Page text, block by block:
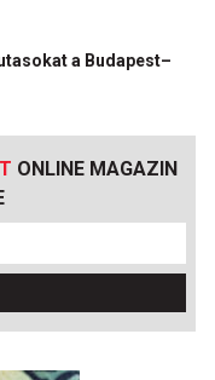
a Budapest–
ONLINE MAGAZIN